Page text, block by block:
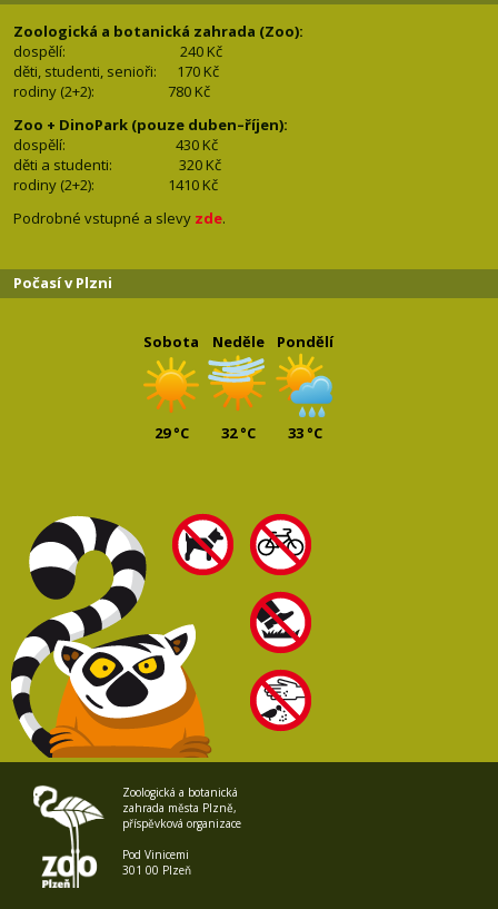
Zoologická a botanická zahrada (Zoo):
dospělí:
240 Kč
děti, studenti, senioři: 170 Kč
rodiny (2+2): 780 Kč
Zoo + DinoPark (pouze duben–říjen):
dospělí: 430 Kč
děti a studenti: 320 Kč
rodiny (2+2): 1410 Kč
Podrobné vstupné a slevy zde.
Počasí v Plzni
Sobota
29 °C
Neděle
32 °C
Pondělí
33 °C
Zoologická a botanická
zahrada města Plzně,
příspěvková organizace
Pod Vinicemi
301 00 Plzeň